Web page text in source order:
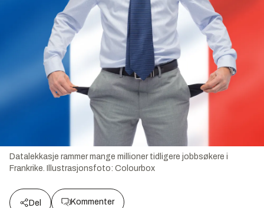
Datalekkasje rammer mange millioner tidligere jobbsøkere i
Frankrike.
Illustrasjonsfoto: Colourbox
Del Kommenter